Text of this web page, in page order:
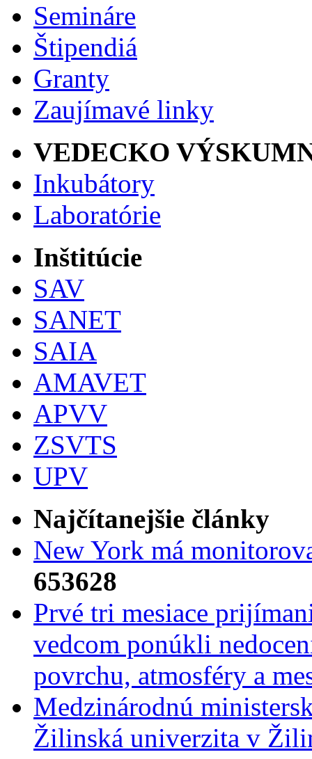
Semináre
Štipendiá
Granty
Zaujímavé linky
VEDECKO
Inkubátory
Laboratórie
Inštitúcie
SAV
SANET
SAIA
AMAVET
APVV
ZSVTS
UPV
Najčítanejšie články
New York má
653628
Prvé tri mesiace
vedcom ponúkli
povrchu, atmosféry a
Medzinárodnú
Žilinská univerzita v